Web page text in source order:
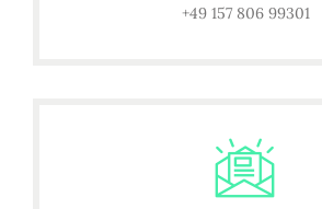
+49 157 806 99301